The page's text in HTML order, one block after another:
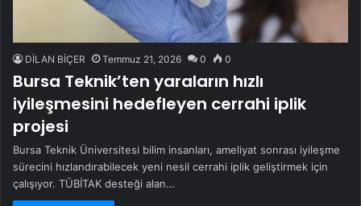
DİLAN BİÇER Temmuz 21, 2026 0 0
Bursa Teknik’ten yaraların hızlı
iyileşmesini hedefleyen cerrahi iplik
projesi
Bursa Teknik Üniversitesi bilim insanları, ameliyat sonrası iyileşme
sürecini hızlandırabilecek yeni nesil cerrahi iplik geliştirmek için
çalışıyor. TÜBİTAK desteği alan…